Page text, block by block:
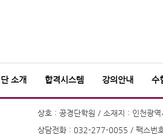
소개 합격시스템 강의안내 수
상호 : 공경단학원 / 소재지 : 인천광
상담전화 : 032-277-0055 / 팩스번